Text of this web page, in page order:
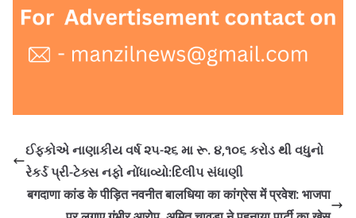
ઈફકોએ નાણાકીય વર્ષ ૨૫-૨૬ મા રૂ. ૪,૧૦૬ કરોડ થી વધુનો
રેકર્ડ પ્રી-ટેક્સ નફો નોંધાવ્યો:દિલીપ સંધાણી
बगदाणा कांड के पीड़ित नवनीत बालधिया का कांग्रेस में प्रवेश: भाजपा